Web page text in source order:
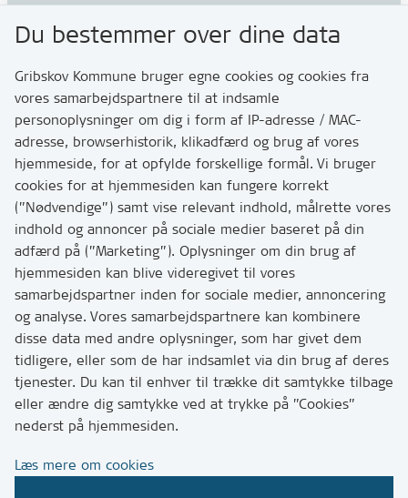
3200 Helsinge
Kontakt
Skriv til os via Digital Post
Har du brug for at komme i kontakt med os? Se her
hvordan
Tip os om huller i vejen eller andet
T:7249 6000
Bemærk: vi har mange opkald mellem kl. 10 og 11
Links
Tilgængelighedserklæring
Cookies
CVR, EAN og betaling
Du bestemmer over dine data
Gribskov Kommune bruger egne cookies og cookies fra
vores samarbejdspartnere til at indsamle
personoplysninger om dig i form af IP-adresse / MAC-
adresse, browserhistorik, klikadfærd og brug af vores
hjemmeside, for at opfylde forskellige formål. Vi bruger
cookies for at hjemmesiden kan fungere korrekt
(”Nødvendige”) samt vise relevant indhold, målrette vores
indhold og annoncer på sociale medier baseret på din
adfærd på (”Marketing”). Oplysninger om din brug af
hjemmesiden kan blive videregivet til vores
samarbejdspartner inden for sociale medier, annoncering
og analyse. Vores samarbejdspartnere kan kombinere
disse data med andre oplysninger, som har givet dem
tidligere, eller som de har indsamlet via din brug af deres
tjenester. Du kan til enhver til trække dit samtykke tilbage
eller ændre dig samtykke ved at trykke på ”Cookies”
nederst på hjemmesiden.
Læs mere om cookies